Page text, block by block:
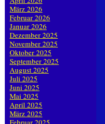
März 2026
Februar 2026
Januar 2026
Dezember 2025
November 2025
Oktober 2025
September 2025
August 2025
Juli 2025
Juni 2025
Mai 2025
April 2025
März 2025
Februar 2025